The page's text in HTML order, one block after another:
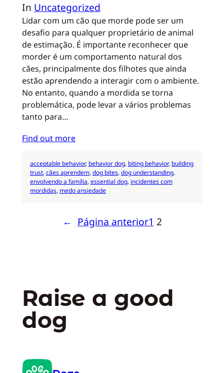
In Uncategorized
Lidar com um cão que morde pode ser um
desafio para qualquer proprietário de animal
de estimação. É importante reconhecer que
morder é um comportamento natural dos
cães, principalmente dos filhotes que ainda
estão aprendendo a interagir com o ambiente.
No entanto, quando a mordida se torna
problemática, pode levar a vários problemas
tanto para…
Find out more
acceptable behavior, behavior dog, biting behavior, building
trust, cães aprendem, dog bites, dog understanding
envolvendo a família, essential dog, incidentes com
mordidas, medo ansiedade
← Página anterior1 2
Raise a good
dog